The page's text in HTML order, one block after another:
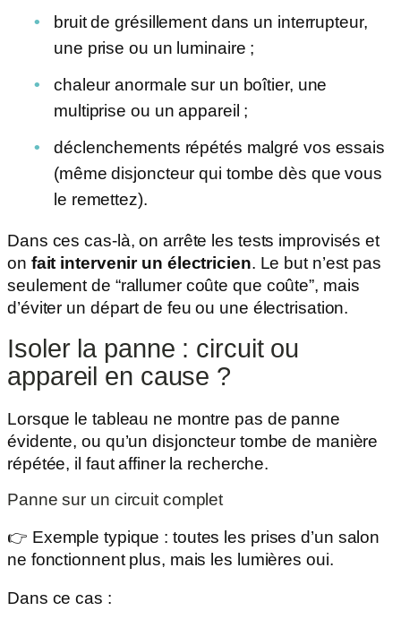
bruit de grésillement dans un interrupteur,
une prise ou un luminaire ;
chaleur anormale sur un boîtier, une
multiprise ou un appareil ;
déclenchements répétés malgré vos essais
(même disjoncteur qui tombe dès que vous
le remettez).
Dans ces cas-là, on arrête les tests improvisés et
on fait intervenir un électricien. Le but n’est pas
seulement de “rallumer coûte que coûte”, mais
d’éviter un départ de feu ou une électrisation.
Isoler la panne : circuit ou
appareil en cause ?
Lorsque le tableau ne montre pas de panne
évidente, ou qu’un disjoncteur tombe de manière
répétée, il faut affiner la recherche.
Panne sur un circuit complet
👉 Exemple typique : toutes les prises d’un salon
ne fonctionnent plus, mais les lumières oui.
Dans ce cas :